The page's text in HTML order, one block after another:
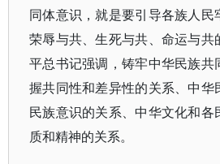
同体意识，就是要引导各族人民
荣辱与共、生死与共、命运与共
平总书记强调，铸牢中华民族共
握共同性和差异性的关系、中华
民族意识的关系、中华文化和各
质和精神的关系。